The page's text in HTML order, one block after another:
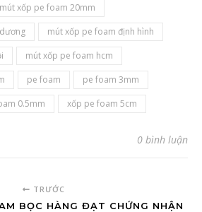
mút xốp pe foam 20mm
mút xốp pe foam định hình
mút xốp pe foam hcm
pe foam
pe foam 3mm
0.5mm xốp pe foam 5cm
0 bình luận
TRƯỚC
BỌC HÀNG ĐẠT CHỨNG NHẬN